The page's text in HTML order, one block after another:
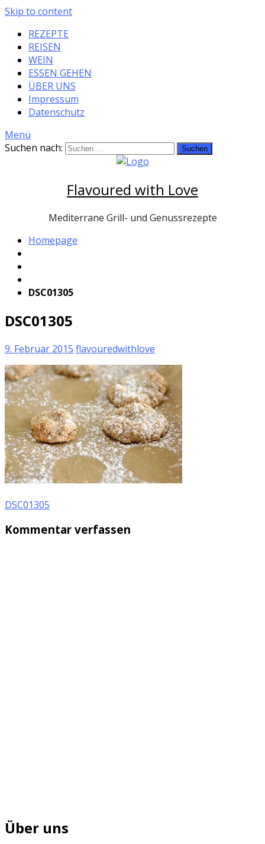
Skip to content
REZEPTE
REISEN
WEIN
ESSEN GEHEN
ÜBER UNS
Impressum
Datenschutz
Menü
Suchen nach:
Flavoured with Love
Mediterrane Grill- und Genussrezepte
Homepage
DSC01305
DSC01305
9. Februar 2015 flavouredwithlove
DSC01305
Kommentar verfassen
Über uns